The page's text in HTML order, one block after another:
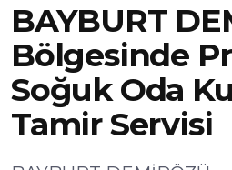
BAYBURT
Bölgesinde
Soğuk Oda
Tamir Servisi